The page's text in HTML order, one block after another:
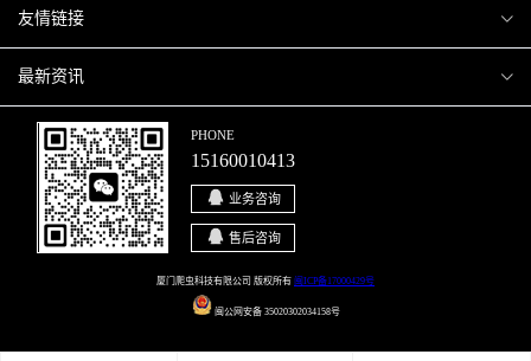
微信小程序
移动APP
商城解决方案
商城会员积分商城解决方案
网站解决方案
智慧校园解决方案
智慧停车解决方案
友情链接
厦门小程序开发
厦门APP开发
厦门微商城开发
博客园
最新资讯
行业资讯
爬虫动态
PHONE
15160010413
业务咨询
售后咨询
厦门爬虫科技有限公司 版权所有 闽ICP备17000429号
闽公网安备 35020302034158号